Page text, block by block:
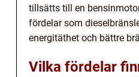
tillsätts till en
fördelar som
energitäthet och bättre
Vilka fördelar